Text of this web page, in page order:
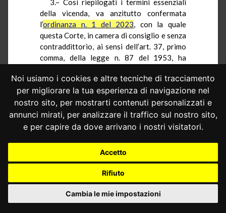
Noi usiamo i cookies e altre tecniche di tracciamento
per migliorare la tua esperienza di navigazione nel
nostro sito, per mostrarti contenuti personalizzati e
annunci mirati, per analizzare il traffico sul nostro sito,
e per capire da dove arrivano i nostri visitatori.
Accetto
Rifiuto
Cambia le mie impostazioni
3.– Così riepilogati i termini essenziali
della vicenda, va anzitutto confermata
l’ordinanza n. 1 del 2023, con la quale
questa Corte, in camera di consiglio e senza
contraddittorio, ai sensi dell’art. 37, primo
comma, della legge n. 87 del 1953, ha
reputando sussistenti i presupposti sia
soggettivi sia oggettivi.
3.1.– In particolare, deve ravvisarsi,
anzitutto, la legittimazione a promuovere
conflitto di attribuzione tra poteri dello
quanto organo giurisdizionale, in posizione
di indipendenza costituzionalmente
garantita, competente a dichiarare
definitivamente la volontà del potere cui
appartiene nell’esercizio delle funzioni